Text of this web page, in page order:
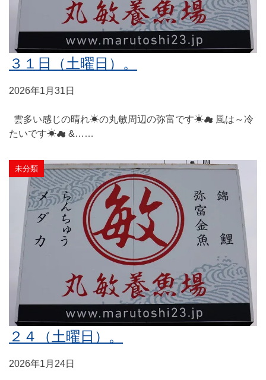
３１日（土曜日）。
2026年1月31日
雲多い感じの晴れ☀の丸敏周辺の弥富です☀☁ 風は～冷
たいです☀☁ &……
未分類
２４（土曜日）。
2026年1月24日